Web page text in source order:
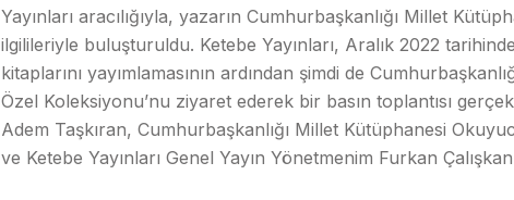
Yayınları aracılığıyla, yazarın Cumhurbaşkanlığı Millet
ilgilileriyle buluşturuldu. Ketebe Yayınları, Aralık 2022
kitaplarını yayımlamasının ardından şimdi de
Özel Koleksiyonu’nu ziyaret ederek bir basın toplantısı
Adem Taşkıran, Cumhurbaşkanlığı Millet Kütüphanesi
ve Ketebe Yayınları Genel Yayın Yönetmenim Furkan